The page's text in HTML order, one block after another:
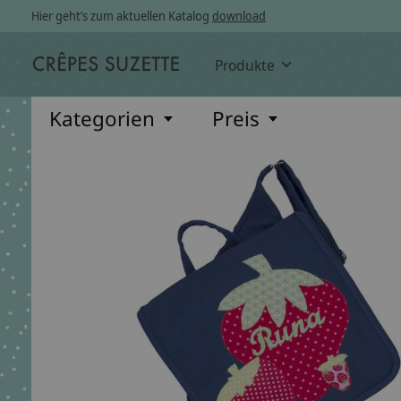
Hier geht’s zum aktuellen Katalog download
Produkte
Kategorien Preis